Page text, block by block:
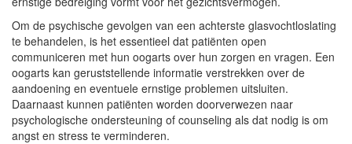
Om de psychische gevolgen van een achterste glasvochtloslating
te behandelen, is het essentieel dat patiënten open
communiceren met hun oogarts over hun zorgen en vragen. Een
oogarts kan geruststellende informatie verstrekken over de
aandoening en eventuele ernstige problemen uitsluiten.
Daarnaast kunnen patiënten worden doorverwezen naar
psychologische ondersteuning of counseling als dat nodig is om
angst en stress te verminderen.